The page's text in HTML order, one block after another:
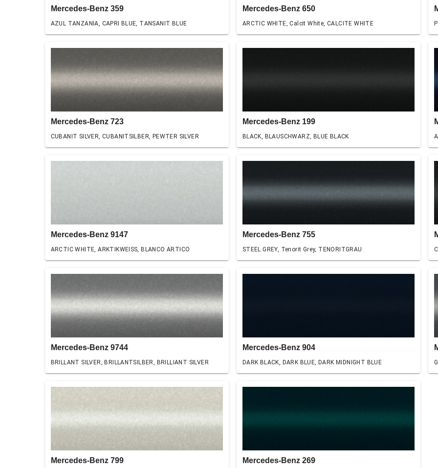
Mercedes-Benz 359
AZUL TANZANIA, CAPRI BLUE, TANSANIT BLUE
Mercedes-Benz 650
ARCTIC WHITE, Calcit White, CALCITE WHITE
Mercedes-Benz 723
CUBANIT SILVER, CUBANITSILBER, PEWTER SILVER
Mercedes-Benz 199
BLACK, BLAUSCHWARZ, BLUE BLACK
Mercedes-Benz 9147
ARCTIC WHITE, ARKTIKWEISS, BLANCO ARTICO
Mercedes-Benz 755
STEEL GREY, Tenorit Grey, TENORITGRAU
Mercedes-Benz 9744
BRILLANT SILVER, BRILLANTSILBER, BRILLIANT SILVER
Mercedes-Benz 904
DARK BLACK, DARK BLUE, DARK MIDNIGHT BLUE
Mercedes-Benz 799 Mercedes-Benz 269